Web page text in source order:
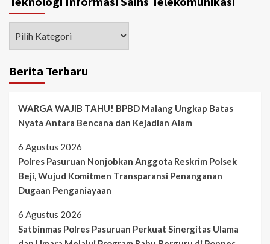
Berita Terbaru
WARGA WAJIB TAHU! BPBD Malang Ungkap Batas
Nyata Antara Bencana dan Kejadian Alam
6 Agustus 2026
Polres Pasuruan Nonjobkan Anggota Reskrim Polsek
Beji, Wujud Komitmen Transparansi Penanganan
Dugaan Penganiayaan
6 Agustus 2026
Satbinmas Polres Pasuruan Perkuat Sinergitas Ulama